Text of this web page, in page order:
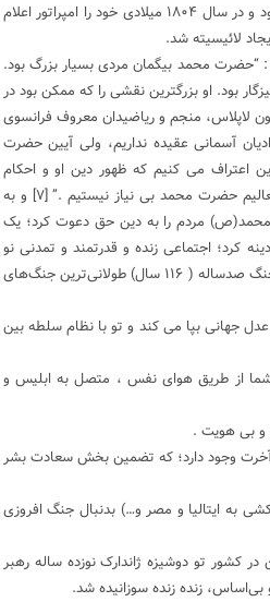
ناپلئون بناپارت بود که در انقلاب کبیر فرانسه ، در سال ۱۷۹۹ کودتا نمود و در سال ۱۸۰۴ میلادی خود را امپراتور اعلام
لائیسیته شد.
محمد بی­گمان مردی بسیار بزرگ بود.
بود. او بزرگترین نقشی را که ممکن بود در
ایفا کند در روی زمین ایفا کرد.” [۶] و پیرسیمون لاپلاس، منجم و ریاضی­دان معروف فرانسوی
آسمانی عقیده نداریم، ولی آیین حضرت
اعتراف می کنیم که ظهور دین او و احکام
خردمندانه­اش بزرگ و با ارزش می باشد و به همین جهت از پذیرش تعالیم حضرت محمد بی نیاز نیستیم .” [۷] و به
محمد(ص) مردم را به دین حق دعوت کرد؛ یک
کرد؛ اجتماعی زنده و قدرتمند و تمدنی نو
ایجاد کرد. ” و نیاکان تو تمدن خراب کن بودند . که فقط یک نمونه آن جنگ صدساله ( ۱۱۶ سال) طولانی‌ترین جنگ‌های
جهانی بپا می کند و تو با نظام سلطه بین
شما از طریق هوای نفس ، متصل به ابلیس و
و بی هویت .
وجود دارد؛ که تضمین بخش سعادت بشر
به ایتالیا و مصر و…) بدنبال جنگ افروزی
تو دوشیزه ژاندارک نوزده ساله رهبر
زنده زنده سوزانیده شد.